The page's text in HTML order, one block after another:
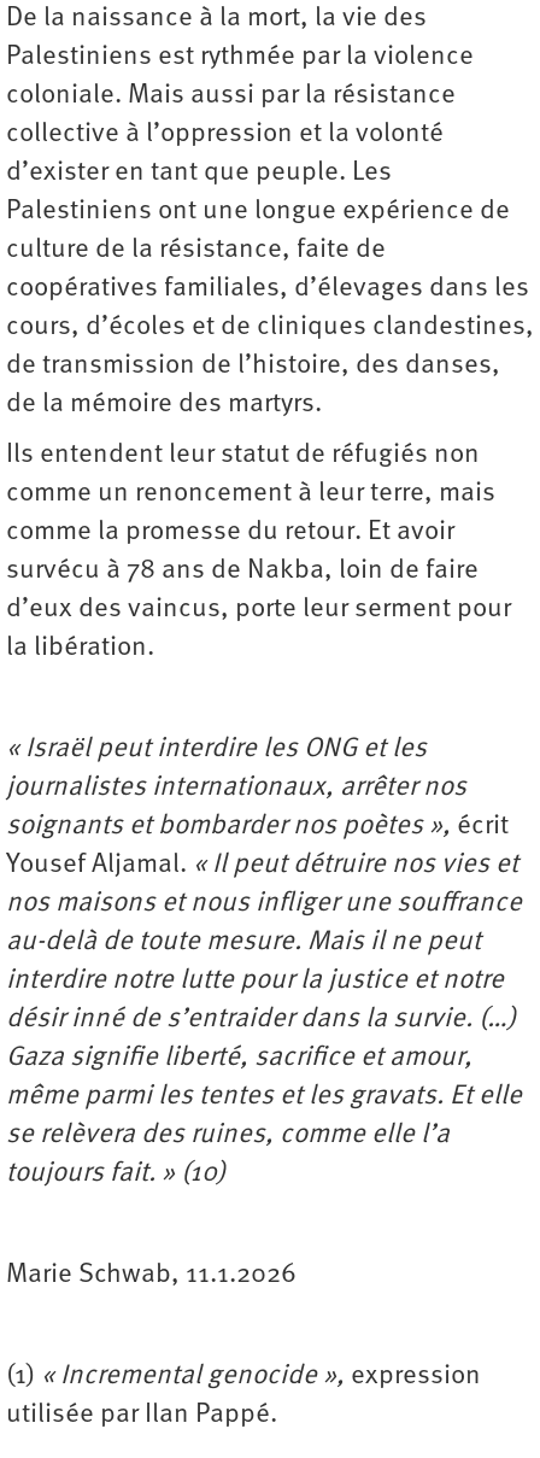
De la naissance à la mort, la vie des
Palestiniens est rythmée par la violence
coloniale. Mais aussi par la résistance
collective à l’oppression et la volonté
d’exister en tant que peuple. Les
Palestiniens ont une longue expérience de
culture de la résistance, faite de
coopératives familiales, d’élevages dans les
cours, d’écoles et de cliniques clandestines,
de transmission de l’histoire, des danses,
de la mémoire des martyrs.
Ils entendent leur statut de réfugiés non
comme un renoncement à leur terre, mais
comme la promesse du retour. Et avoir
survécu à 78 ans de Nakba, loin de faire
d’eux des vaincus, porte leur serment pour
la libération.
« Israël peut interdire les ONG et les
journalistes internationaux, arrêter nos
soignants et bombarder nos poètes », écrit
Yousef Aljamal. « Il peut détruire nos vies et
nos maisons et nous infliger une souffrance
au-delà de toute mesure. Mais il ne peut
interdire notre lutte pour la justice et notre
désir inné de s’entraider dans la survie. (…)
Gaza signifie liberté, sacrifice et amour,
même parmi les tentes et les gravats. Et elle
se relèvera des ruines, comme elle l’a
toujours fait. » (10)
Marie Schwab, 11.1.2026
(1) « Incremental genocide », expression
utilisée par Ilan Pappé.